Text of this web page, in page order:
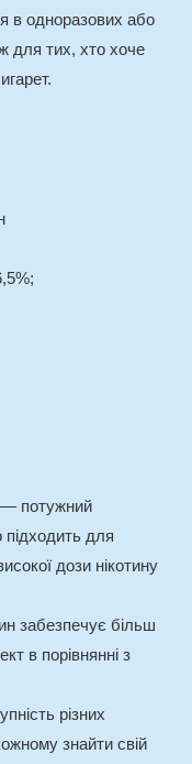
в одноразових або
для тих, хто хоче
— потужний
підходить для
дози нікотину
забезпечує більш
в порівнянні з
різних
знайти свій